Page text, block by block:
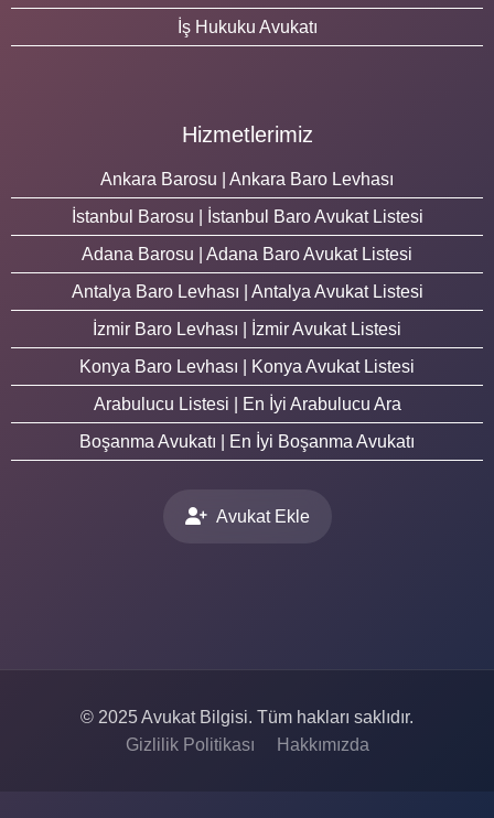
İş Hukuku Avukatı
Hizmetlerimiz
Ankara Barosu | Ankara Baro Levhası
İstanbul Barosu | İstanbul Baro Avukat Listesi
Adana Barosu | Adana Baro Avukat Listesi
Antalya Baro Levhası | Antalya Avukat Listesi
İzmir Baro Levhası | İzmir Avukat Listesi
Konya Baro Levhası | Konya Avukat Listesi
Arabulucu Listesi | En İyi Arabulucu Ara
Boşanma Avukatı | En İyi Boşanma Avukatı
Avukat Ekle
© 2025 Avukat Bilgisi. Tüm hakları saklıdır.
Gizlilik Politikası
Hakkımızda